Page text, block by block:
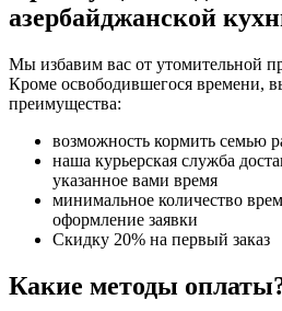
азербайджанской
Мы избавим вас от утомительной
Кроме освободившегося времени,
преимущества:
возможность кормить семью
наша курьерская служба
указанное вами время
минимальное количество
оформление заявки
Скидку 20% на первый заказ
Какие методы